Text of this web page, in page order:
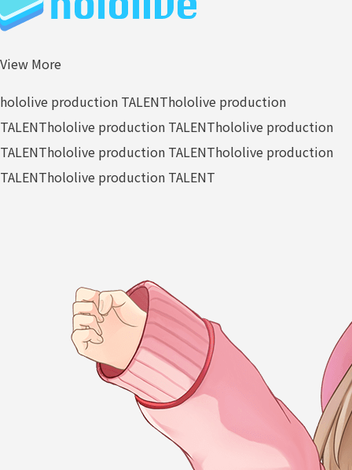
View More
hololive production TALENThololive production
TALENThololive production TALENThololive production
TALENThololive production TALENThololive production
TALENThololive production TALENT